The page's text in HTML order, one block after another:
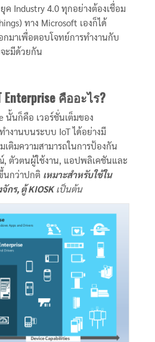
ค Industry 4.0 ทุกอย่างต้องเชื่อม
ทาง Microsoft เองก็ได้
มาเพื่อตอบโจทย์การทำงานกับ
ะมีด้วยกัน
Enterprise คืออะไร?
นั้นก็คือ เวอร์ชั่นเต็มของ
ำงานบนระบบ IoT ได้อย่างมี
ติมความสามารถในการป้องกัน
ตัวตนผู้ใช้งาน, แอปพลิเคชันและ
นกว่าปกติ เหมาะสำหรับใช้ใน
กร, ตู้ KIOSKเป็นต้น